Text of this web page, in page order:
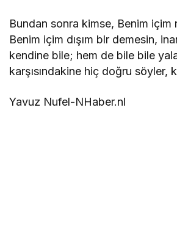
Bundan sonra kimse, Benim içim
Benim içim dışım blr demesin,
kendine bile; hem de bile bile
karşısındakine hiç doğru söyler,
Yavuz Nufel-NHaber.nl